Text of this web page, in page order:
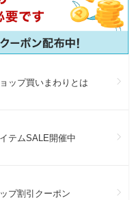
ップ買いまわりとは
テムSALE開催中
プ割引クーポン